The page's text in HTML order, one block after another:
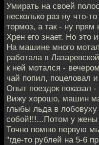
Умирать на своей
несколько раз ну что-
тормоз, а так - ну
Хрен его знает. Но это
На машине много
работала в
к ней мотался -
чай попил, поцеловал
Опыт поездок показал
Вижу хорошо, машин
глыбы льда в
собой!!!...Потом у
Точно помню первую
"где-то рублей на 5-6